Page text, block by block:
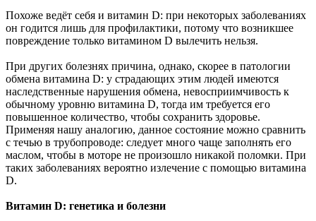
Похоже ведёт себя и витамин D: при некоторых заболеваниях
он годится лишь для профилактики, потому что возникшее
повреждение только витамином D вылечить нельзя.
При других болезнях причина, однако, скорее в патологии
обмена витамина D: у страдающих этим людей имеются
наследственные нарушения обмена, невосприимчивость к
обычному уровню витамина D, тогда им требуется его
повышенное количество, чтобы сохранить здоровье.
Применяя нашу аналогию, данное состояние можно сравнить
с течью в трубопроводе: следует много чаще заполнять его
маслом, чтобы в моторе не произошло никакой поломки. При
таких заболеваниях вероятно излечение с помощью витамина
D.
Витамин D: генетика и болезни